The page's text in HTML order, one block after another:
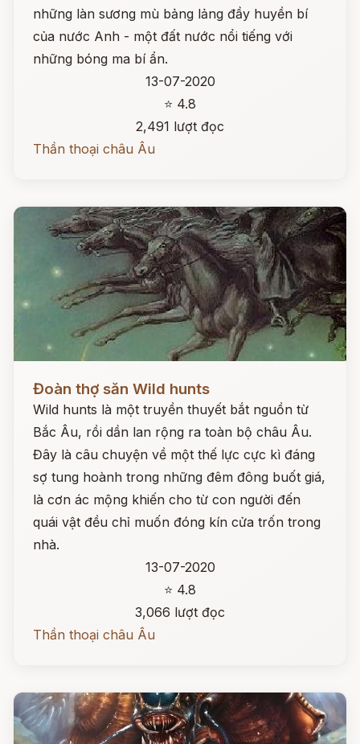
những làn sương mù bảng lảng đầy huyền bí
của nước Anh - một đất nước nổi tiếng với
những bóng ma bí ẩn.
13-07-2020
⭐ 4.8
2,491 lượt đọc
Thần thoại châu Âu
Đoàn thợ săn Wild hunts
Wild hunts là một truyền thuyết bắt nguồn từ
Bắc Âu, rồi dần lan rộng ra toàn bộ châu Âu.
Đây là câu chuyện về một thế lực cực kì đáng
sợ tung hoành trong những đêm đông buốt giá,
là cơn ác mộng khiến cho từ con người đến
quái vật đều chỉ muốn đóng kín cửa trốn trong
nhà.
13-07-2020
⭐ 4.8
3,066 lượt đọc
Thần thoại châu Âu